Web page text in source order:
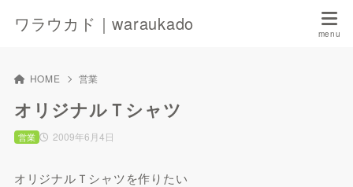
ワラウカド｜waraukado
HOME 営業
オリジナルＴシャツ
2009年6月4日
営業
オリジナルＴシャツを作りたい